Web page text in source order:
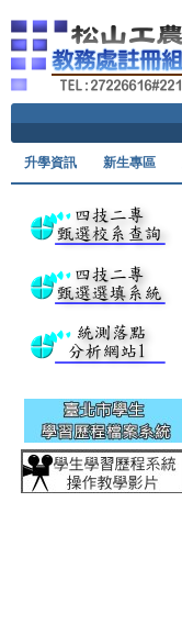
升學資訊 新生專區